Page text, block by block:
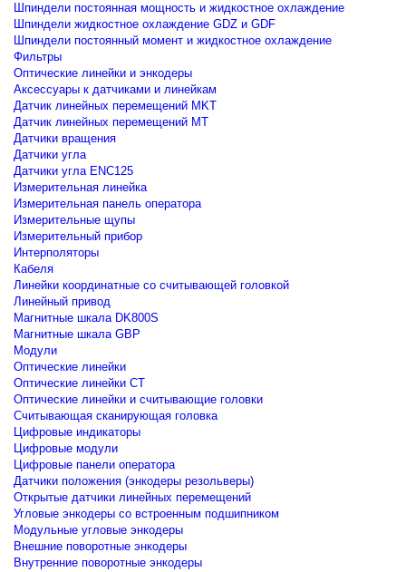
Шпиндели постоянная мощность и жидкостное охлаждение
Шпиндели жидкостное охлаждение GDZ и GDF
Шпиндели постоянный момент и жидкостное охлаждение
Фильтры
Оптические линейки и энкодеры
Аксессуары к датчиками и линейкам
Датчик линейных перемещений MKT
Датчик линейных перемещений MT
Датчики вращения
Датчики угла
Датчики угла ENC125
Измерительная линейка
Измерительная панель оператора
Измерительные щупы
Измерительный прибор
Интерполяторы
Кабеля
Линейки координатные со считывающей головкой
Линейный привод
Магнитные шкала DK800S
Магнитные шкала GBP
Модули
Оптические линейки
Оптические линейки CT
Оптические линейки и считывающие головки
Считывающая сканирующая головка
Цифровые индикаторы
Цифровые модули
Цифровые панели оператора
Датчики положения (энкодеры резольверы)
Открытые датчики линейных перемещений
Угловые энкодеры со встроенным подшипником
Модульные угловые энкодеры
Внешние поворотные энкодеры
Внутренние поворотные энкодеры